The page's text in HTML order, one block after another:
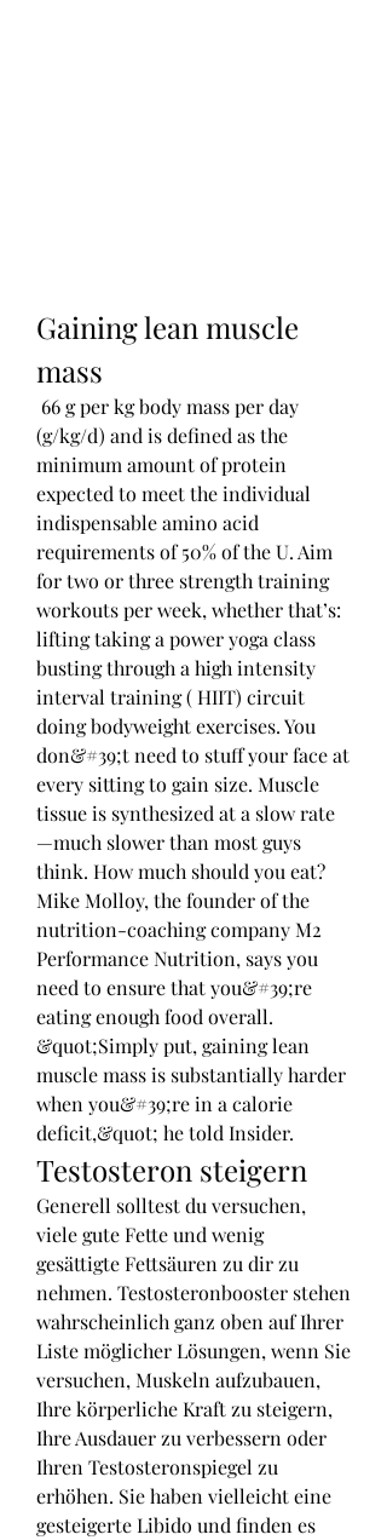
Gaining lean muscle
mass
(g/kg/d) and is defined as the
minimum amount of protein
expected to meet the individual
indispensable amino acid
requirements of 50% of the U. Aim
for two or three strength training
workouts per week, whether that’s:
lifting taking a power yoga class
busting through a high intensity
interval training ( HIIT) circuit
doing bodyweight exercises. You
don&#39;t need to stuff your face at
every sitting to gain size. Muscle
tissue is synthesized at a slow rate
—much slower than most guys
think. How much should you eat?
Mike Molloy, the founder of the
nutrition-coaching company M2
Performance Nutrition, says you
need to ensure that you&#39;re
eating enough food overall.
&quot;Simply put, gaining lean
muscle mass is substantially harder
when you&#39;re in a calorie
deficit,&quot; he told Insider.
Testosteron steigern
Generell solltest du versuchen,
viele gute Fette und wenig
gesättigte Fettsäuren zu dir zu
nehmen. Testosteronbooster stehen
wahrscheinlich ganz oben auf Ihrer
Liste möglicher Lösungen, wenn Sie
versuchen, Muskeln aufzubauen,
Ihre körperliche Kraft zu steigern,
Ihre Ausdauer zu verbessern oder
Ihren Testosteronspiegel zu
erhöhen. Sie haben vielleicht eine
gesteigerte Libido und finden es